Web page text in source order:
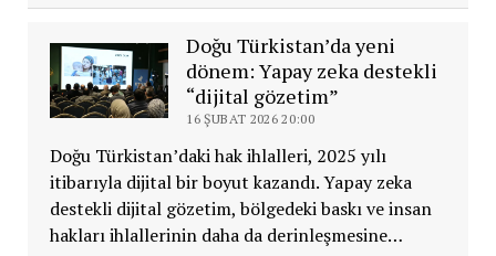
Doğu Türkistan’da yeni
dönem: Yapay zeka destekli
“dijital gözetim”
16 ŞUBAT 2026 20:00
Doğu Türkistan’daki hak ihlalleri, 2025 yılı
itibarıyla dijital bir boyut kazandı. Yapay zeka
destekli dijital gözetim, bölgedeki baskı ve insan
hakları ihlallerinin daha da derinleşmesine…